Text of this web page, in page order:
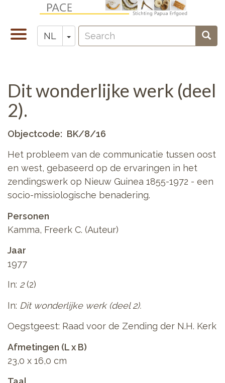
naarNavigatie
wisselen
NL Toggle Dropdown
Zoeken
Search
Dit wonderlijke werk (deel
2).
Objectcode
BK/8/16
Het probleem van de communicatie tussen oost
en west, gebaseerd op de ervaringen in het
zendingswerk op Nieuw Guinea 1855-1972 - een
socio-missiologische benadering.
Personen
Kamma, Freerk C. (Auteur)
Jaar
1977
In: 2(2)
In: Dit wonderlijke werk (deel 2).
Oegstgeest: Raad voor de Zending der N.H. Kerk
Afmetingen (L x B)
23,0 x 16,0 cm